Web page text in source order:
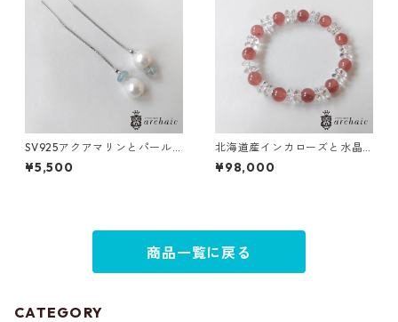
SV925アクアマリンとパール
のアメリカンピアス
¥5,500
北海道産インカローズと水晶
のブレスレット
¥98,000
商品一覧に戻る
CATEGORY